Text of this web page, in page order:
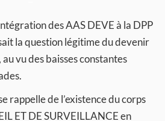
des AAS DEVE à la DPP
la question légitime du devenir
vu des baisses constantes
rappelle de l’existence du corps
ET DE SURVEILLANCE en